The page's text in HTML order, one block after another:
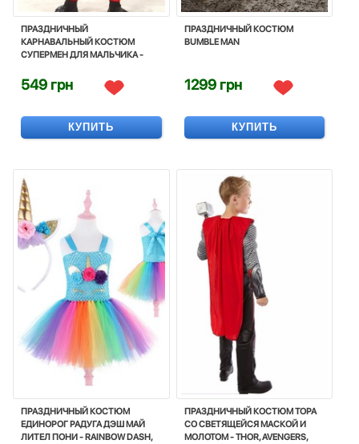
ПРАЗДНИЧНЫЙ
КАРНАВАЛЬНЫЙ КОСТЮМ
СУПЕРМЕН ДЛЯ МАЛЬЧИКА -
CARNIVAL, COSTUME, DISNEY
549 грн
КУПИТЬ
ПРАЗДНИЧНЫЙ КОСТЮМ
BUMBLE MAN
1299 грн
КУПИТЬ
ПРАЗДНИЧНЫЙ КОСТЮМ
ЕДИНОРОГ РАДУГА ДЭШ МАЙ
ЛИТЕЛ ПОНИ - RAINBOW DASH,
ПРАЗДНИЧНЫЙ КОСТЮМ ТОРА
СО СВЕТЯЩЕЙСЯ МАСКОЙ И
МОЛОТОМ - THOR, AVENGERS,